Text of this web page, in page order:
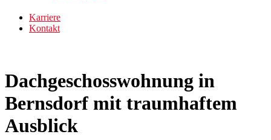
Karriere
Kontakt
Dachgeschosswohnung in
Bernsdorf mit traumhaftem
Ausblick